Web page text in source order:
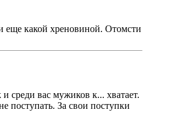
еще какой хреновиной. Отомсти
среди вас мужиков к... хватает.
поступать. За свои поступки